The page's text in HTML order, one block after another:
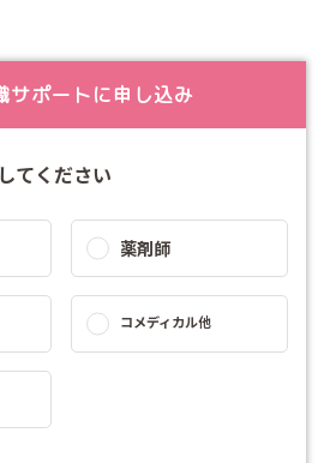
サポートに申し込み
てください
薬剤師
コメディカル他